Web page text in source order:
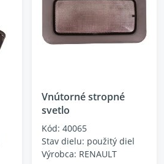
Vnútorné stropné
svetlo
Kód: 40065
Stav dielu: použitý diel
Výrobca: RENAULT